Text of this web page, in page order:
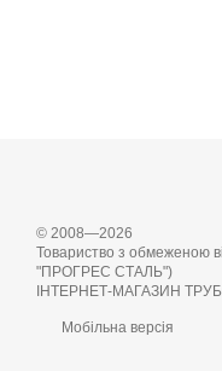
© 2008—2026
Товариство з обмеженою
"ПРОГРЕС СТАЛЬ")
ІНТЕРНЕТ-МАГАЗИН
Мобільна версія